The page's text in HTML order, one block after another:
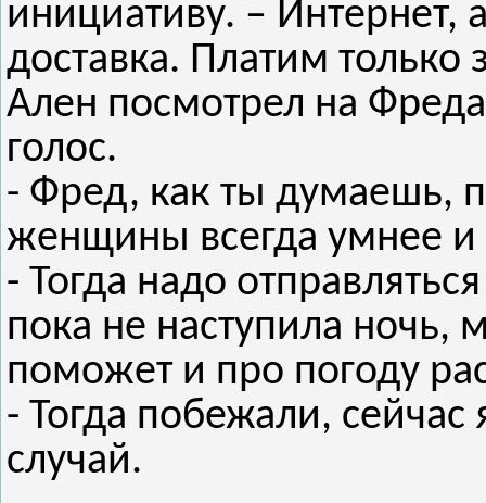
инициативу. – Интернет,
доставка. Платим только
Ален посмотрел на
голос.
- Фред, как ты думаешь,
женщины всегда умнее и
- Тогда надо
пока не наступила ночь,
поможет и про погоду
- Тогда побежали, сейчас
случай.